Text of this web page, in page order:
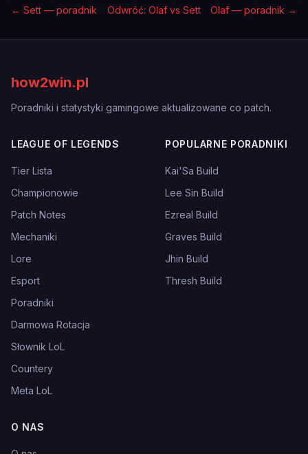
← Sett — poradnik Odwróć: Olaf vs Sett Olaf — poradnik →
how2win.pl
Poradniki i statystyki gamingowe aktualizowane co patch.
LEAGUE OF LEGENDS
Tier Lista
Championowie
Patch Notes
Mechaniki
Lore
Esport
Poradniki
Darmowa Rotacja
Słownik LoL
Countery
Meta LoL
POPULARNE PORADNIKI
Kai'Sa Build
Lee Sin Build
Ezreal Build
Graves Build
Jhin Build
Thresh Build
O NAS